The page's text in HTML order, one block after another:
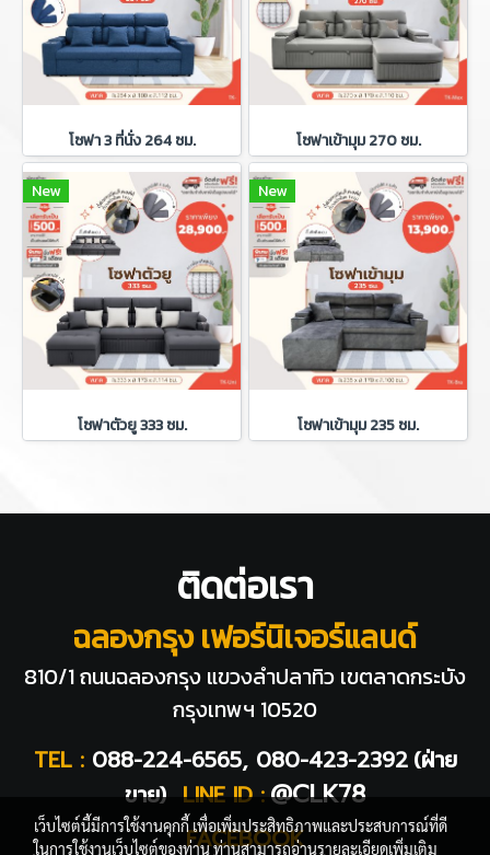
โซฟา 3 ที่นั่ง 264 ซม. โซฟาเข้ามุม 270 ซม.
New
โซฟาตัวยู 333 ซม.
New
โซฟาเข้ามุม 235 ซม.
ติดต่อเรา
ฉลองกรุง เฟอร์นิเจอร์แลนด์
810/1 ถนนฉลองกรุง แขวงลำปลาทิว เขตลาดกระบัง
กรุงเทพฯ 10520
TEL : 088-224-6565, 080-423-2392 (ฝ่าย
ขาย) LINE ID : @CLK78
FACEBOOK
เว็บไซต์นี้มีการใช้งานคุกกี้ เพื่อเพิ่มประสิทธิภาพและประสบการณ์ที่ดี
ในการใช้งานเว็บไซต์ของท่าน ท่านสามารถอ่านรายละเอียดเพิ่มเติม